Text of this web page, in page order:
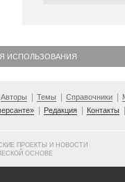
ИСПОЛЬЗОВАНИЯ
Авторы Темы Справочники
Редакция Контакты
ПРОЕКТЫ И НОВОСТИ
ОСНОВЕ